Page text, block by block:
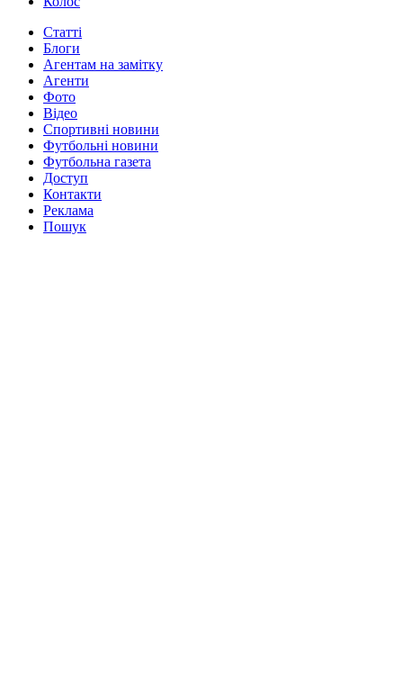
Статті
Блоги
Агентам на замітку
Агенти
Фото
Відео
Спортивні новини
Футбольні новини
Футбольна газета
Доступ
Контакти
Реклама
Пошук